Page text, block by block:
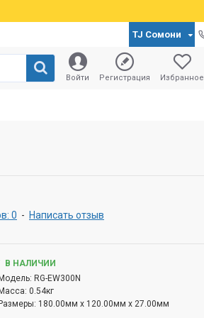
TJ Сомони
Войти Регистрация Избранное
0 - Написать отзыв
В НАЛИЧИИ
Модель: RG-EW300N
Масса: 0.54кг
Размеры: 180.00мм x 120.00мм x 27.00мм